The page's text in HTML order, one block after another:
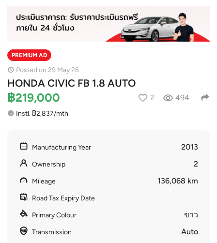
PREMIUM AD
Posted on 29 May 26
HONDA CIVIC FB 1.8 AUTO
฿219,000 2 494
Instl. ฿2,837/mth
Manufacturing Year 2013
Ownership 2
Mileage 136,068 km
Road Tax Expiry Date
Primary Colour ขาว
Transmission Auto